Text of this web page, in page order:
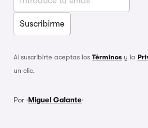
Al suscribirte aceptas los Términos y la
un clic.
Por ·Miguel Galante·